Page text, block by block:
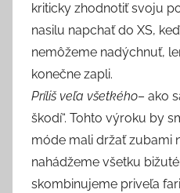
kriticky zhodnotiť svoju
nasilu napchať do XS,
nemôžeme nadýchnuť,
konečne zapli.
Príliš veľa všetkého– ako
škodí“. Tohto výroku by
móde mali držať zubami
nahádžeme všetku
skombinujeme priveľa